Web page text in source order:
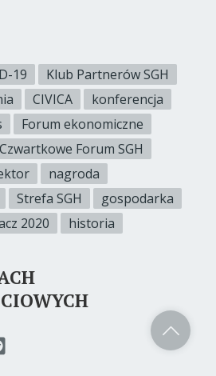
19
Klub Partnerów SGH
CIVICA
konferencja
Forum ekonomiczne
Czwartkowe Forum SGH
nagroda
Strefa SGH
gospodarka
2020 historia